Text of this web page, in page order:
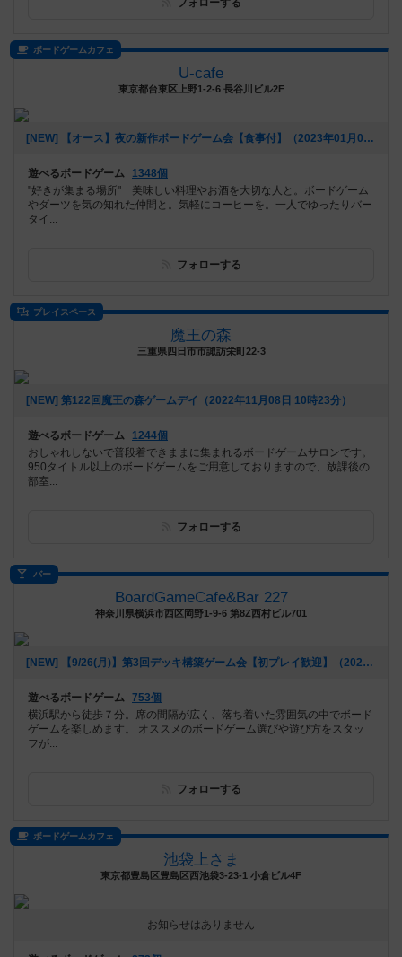
フォローする
ボードゲームカフェ
U-cafe
東京都台東区上野1-2-6 長谷川ビル2F
[NEW] 【オース】夜の新作ボードゲーム会【食事付】（2023年01月09日 20時31分）
遊べるボードゲーム
1348個
"好きが集まる場所" 美味しい料理やお酒を大切な人と。ボードゲーム
やダーツを気の知れた仲間と。気軽にコーヒーを。一人でゆったりバー
タイ...
フォローする
プレイスペース
魔王の森
三重県四日市市諏訪栄町22-3
[NEW] 第122回魔王の森ゲームデイ（2022年11月08日 10時23分）
遊べるボードゲーム
1244個
おしゃれしないで普段着できままに集まれるボードゲームサロンです。
950タイトル以上のボードゲームをご用意しておりますので、放課後の
部室...
フォローする
バー
BoardGameCafe&Bar 227
神奈川県横浜市西区岡野1-9-6 第8Z西村ビル701
[NEW] 【9/26(月)】第3回デッキ構築ゲーム会【初プレイ歓迎】（2022年09月11日 20時39分）
遊べるボードゲーム 753個
横浜駅から徒歩７分。席の間隔が広く、落ち着いた雰囲気の中でボード
ゲームを楽しめます。 オススメのボードゲーム選びや遊び方をスタッ
フが...
フォローする
ボードゲームカフェ
池袋上さま
東京都豊島区豊島区西池袋3-23-1 小倉ビル4F
お知らせはありません